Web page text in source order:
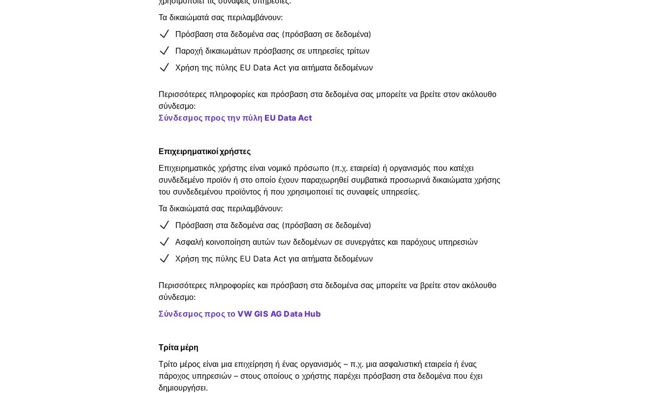
Τα δικαιώματά σας περιλαμβάνουν:
Πρόσβαση στα δεδομένα σας (πρόσβαση σε δεδομένα)
Παροχή δικαιωμάτων πρόσβασης σε υπηρεσίες τρίτων
Χρήση της πύλης EU Data Act για αιτήματα δεδομένων
Περισσότερες πληροφορίες και πρόσβαση στα δεδομένα σας μπορείτε να βρείτε στον ακόλουθο
σύνδεσμο:
Σύνδεσμος προς την πύλη EU Data Act
Επιχειρηματικοί χρήστες
Επιχειρηματικός χρήστης είναι νομικό πρόσωπο (π.χ. εταιρεία) ή οργανισμός που κατέχει
συνδεδεμένο προϊόν ή στο οποίο έχουν παραχωρηθεί συμβατικά προσωρινά δικαιώματα χρήσης
του συνδεδεμένου προϊόντος ή που χρησιμοποιεί τις συναφείς υπηρεσίες.
Τα δικαιώματά σας περιλαμβάνουν:
Πρόσβαση στα δεδομένα σας (πρόσβαση σε δεδομένα)
Ασφαλή κοινοποίηση αυτών των δεδομένων σε συνεργάτες και παρόχους υπηρεσιών
Χρήση της πύλης EU Data Act για αιτήματα δεδομένων
Περισσότερες πληροφορίες και πρόσβαση στα δεδομένα σας μπορείτε να βρείτε στον ακόλουθο
σύνδεσμο:
Σύνδεσμος προς το VW GIS AG Data Hub
Τρίτα μέρη
Τρίτο μέρος είναι μια επιχείρηση ή ένας οργανισμός – π.χ. μια ασφαλιστική εταιρεία ή ένας
πάροχος υπηρεσιών – στους οποίους ο χρήστης παρέχει πρόσβαση στα δεδομένα που έχει
δημιουργήσει.